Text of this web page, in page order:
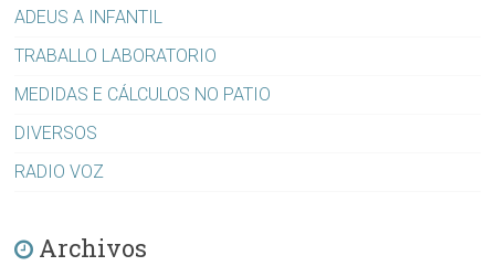
ADEUS A INFANTIL
TRABALLO LABORATORIO
MEDIDAS E CÁLCULOS NO PATIO
DIVERSOS
RADIO VOZ
Archivos